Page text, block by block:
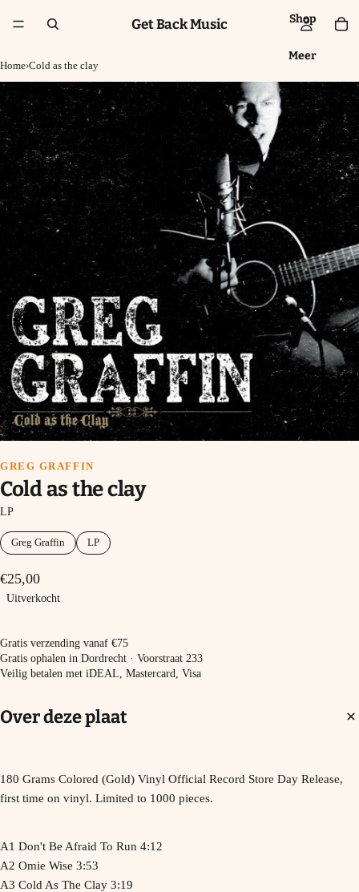
Shop
Meer
Get Back Music
Home›Cold as the clay
GREG GRAFFIN
Cold as the clay
LP
Greg Graffin LP
€25,00
Uitverkocht
Uitverkocht
Gratis verzending vanaf €75
Gratis ophalen in Dordrecht · Voorstraat 233
Veilig betalen met iDEAL, Mastercard, Visa
Over deze plaat
180 Grams Colored (Gold) Vinyl Official Record Store Day Release,
first time on vinyl. Limited to 1000 pieces.
A1 Don't Be Afraid To Run 4:12
A2 Omie Wise 3:53
A3 Cold As The Clay 3:19